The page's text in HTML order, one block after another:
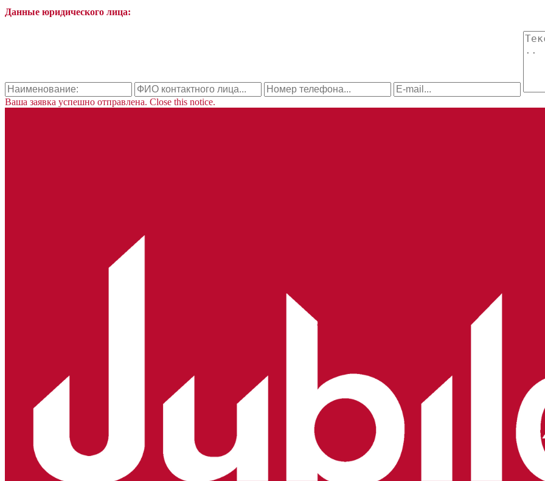
Данные юридического лица:
Ваша заявка успешно отправлена. Close this notice.